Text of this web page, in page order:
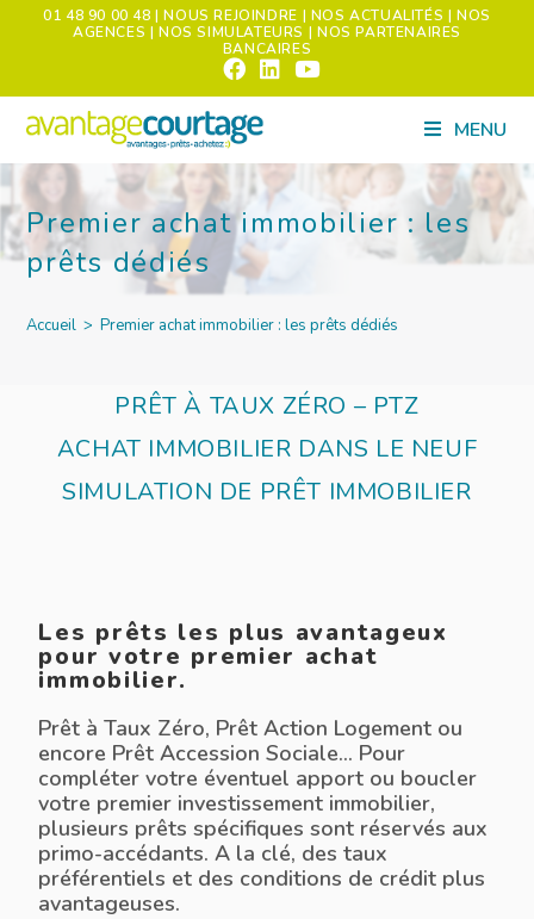
01 48 90 00 48 | NOUS REJOINDRE | NOS ACTUALITÉS | NOS
AGENCES | NOS SIMULATEURS | NOS PARTENAIRES
BANCAIRES
MENU
Premier achat immobilier : les
prêts dédiés
Accueil > Premier achat immobilier : les prêts dédiés
PRÊT À TAUX ZÉRO – PTZ
ACHAT IMMOBILIER DANS LE NEUF
SIMULATION DE PRÊT IMMOBILIER
Les prêts les plus avantageux
pour votre premier achat
immobilier.
Prêt à Taux Zéro, Prêt Action Logement ou
encore Prêt Accession Sociale… Pour
compléter votre éventuel apport ou boucler
votre premier investissement immobilier,
plusieurs prêts spécifiques sont réservés aux
primo-accédants. A la clé, des taux
préférentiels et des conditions de crédit plus
avantageuses.